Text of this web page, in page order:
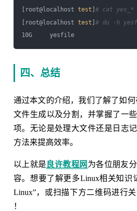
[root@localhost test ] # cat
[root@localhost test ] # du -h
10G     yesfile
四、总结
通过本文的介绍，我们了解了如何
文件生成以及分割，并掌握了一
项。无论是处理大文件还是日志
方法来提高效率。
以上就是 良许教程网 为各位朋友
容。想要了解更多Linux相关知识
Linux”，或扫描下方二维码进行
！